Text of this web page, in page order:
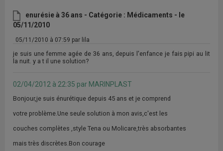
enurésie à 36 ans - Catégorie : Médicaments - le
05/11/2010
05/11/2010 à 07:59 par lila
je suis une femme agée de 36 ans, depuis l'enfance je fais pipi au lit
la nuit. y a t il une solution?
02/04/2012 à 22:35 par MARINPLAST
Bonjour,je suis énurétique depuis 45 ans et je comprend
votre problème.Une seule solution à mon avis,c'est les
couches complètes ,style Tena ou Molicare,très absorbantes
mais très discrètes.Bon courage